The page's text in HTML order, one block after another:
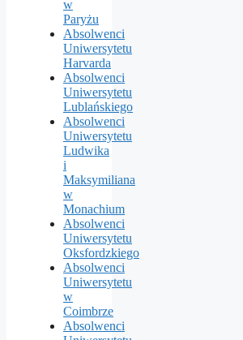
w
Paryżu
Absolwenci
Uniwersytetu
Harvarda
Absolwenci
Uniwersytetu
Lublańskiego
Absolwenci
Uniwersytetu
Ludwika
i
Maksymiliana
w
Monachium
Absolwenci
Uniwersytetu
Oksfordzkiego
Absolwenci
Uniwersytetu
w
Coimbrze
Absolwenci